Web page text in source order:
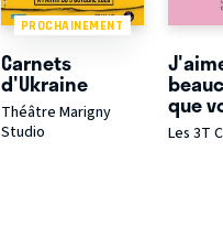
PROCHAINEMENT
Carnets
d'Ukraine
Théâtre Marigny
Studio
que
Les 3T